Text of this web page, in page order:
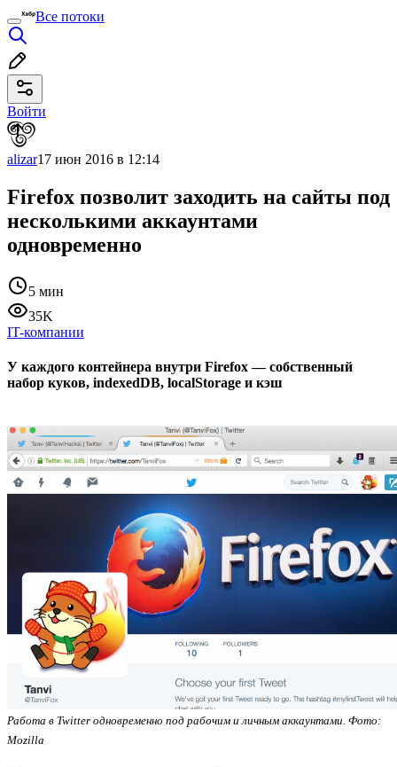
Все потоки
Войти
alizar17 июн 2016 в 12:14
Firefox позволит заходить на сайты под
несколькими аккаунтами
одновременно
5 мин
35K
IT-компании
У каждого контейнера внутри Firefox — собственный
набор куков, indexedDB, localStorage и кэш
Работа в Twitter одновременно под рабочим и личным аккаунтами. Фото:
Mozilla